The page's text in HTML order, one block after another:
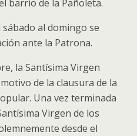
barrio de la Pañoleta.
al domingo se
ante la Patrona.
la Santísima Virgen
de la clausura de la
Una vez terminada
Virgen de los
desde el